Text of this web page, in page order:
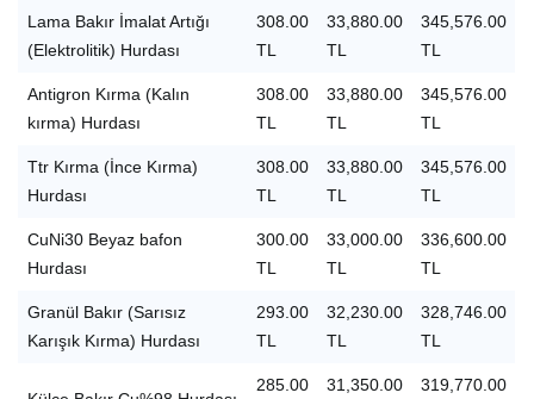
Lama Bakır İmalat Artığı
(Elektrolitik) Hurdası
308.00
TL
33,880.00
TL
345,576.00
TL
Antigron Kırma (Kalın
kırma) Hurdası
308.00
TL
33,880.00
TL
345,576.00
TL
Ttr Kırma (İnce Kırma)
Hurdası
308.00
TL
33,880.00
TL
345,576.00
TL
CuNi30 Beyaz bafon
Hurdası
300.00
TL
33,000.00
TL
336,600.00
TL
Granül Bakır (Sarısız
Karışık Kırma) Hurdası
293.00
TL
32,230.00
TL
328,746.00
TL
285.00
31,350.00
319,770.00